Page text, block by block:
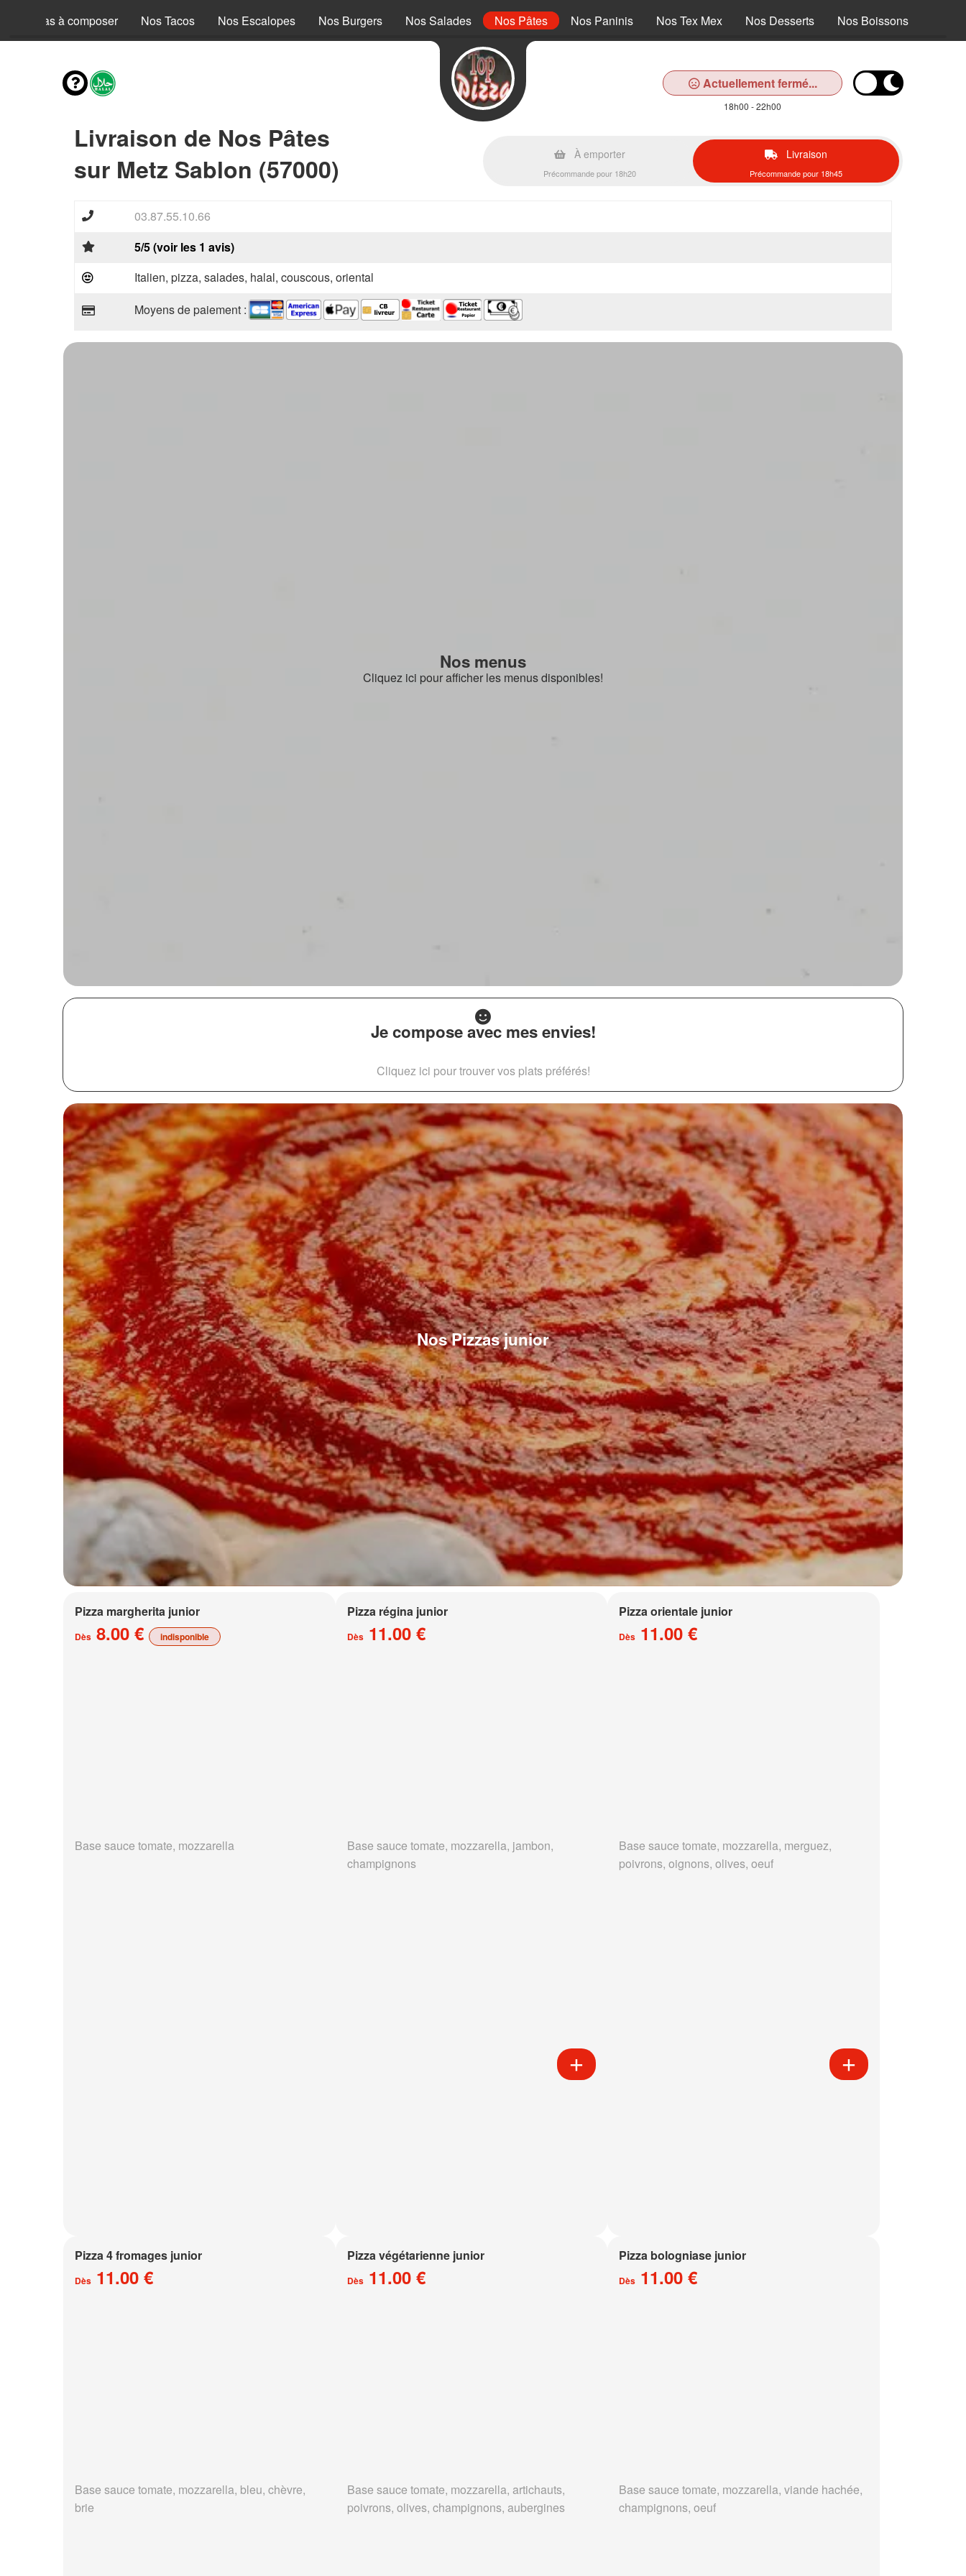
Pizzas à composer Nos Tacos Nos Escalopes Nos Burgers Nos Salades Nos Pâtes Nos Paninis Nos Tex Mex Nos Desserts Nos Boissons
Actuellement fermé...
18h00 - 22h00
Livraison de Nos Pâtes
sur Metz Sablon (57000)
À emporter
Précommande pour 18h20
Livraison
Précommande pour 18h45
03.87.55.10.66
5/5 (voir les 1 avis)
Italien, pizza, salades, halal, couscous, oriental
Moyens de paiement :
Nos menus
Cliquez ici pour afficher les menus disponibles!
Je compose avec mes envies!
Cliquez ici pour trouver vos plats préférés!
Nos Pizzas junior
Pizza margherita junior
Dès 8.00 € indisponible
Base sauce tomate, mozzarella
Pizza régina junior
Dès11.00 €
Base sauce tomate, mozzarella, jambon,
champignons
Pizza orientale junior
Dès 11.00 €
Base sauce tomate, mozzarella, merguez,
poivrons, oignons, olives, oeuf
Pizza 4 fromages junior
Dès 11.00 €
Base sauce tomate, mozzarella, bleu, chèvre,
brie
Pizza végétarienne junior
Dès11.00 €
Base sauce tomate, mozzarella, artichauts,
poivrons, olives, champignons, aubergines
Pizza bologniase junior
Dès 11.00 €
Base sauce tomate, mozzarella, viande hachée,
champignons, oeuf